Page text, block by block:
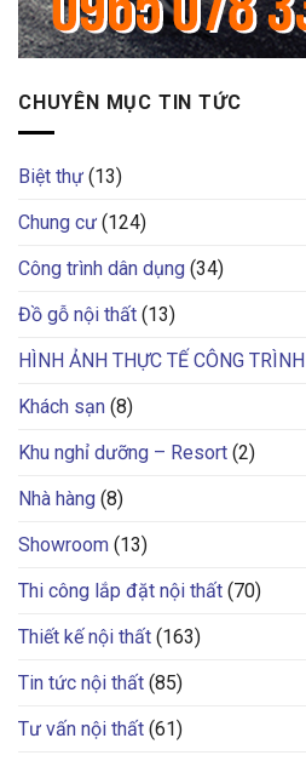
CHUYÊN MỤC TIN TỨC
Biệt thự (13)
Chung cư (124)
Công trình dân dụng (34)
Đồ gỗ nội thất (13)
HÌNH ẢNH THỰC TẾ CÔNG TRÌNH
Khách sạn (8)
Khu nghỉ dưỡng – Resort (2)
Nhà hàng (8)
Showroom (13)
Thi công lắp đặt nội thất (70)
Thiết kế nội thất (163)
Tin tức nội thất (85)
Tư vấn nội thất (61)